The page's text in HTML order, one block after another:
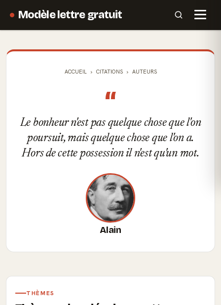
Modèle lettre gratuit
ACCUEIL CITATIONS AUTEURS
“
Le bonheur n'est pas quelque chose que l'on
poursuit, mais quelque chose que l'on a.
Hors de cette possession il n'est qu'un mot.
Alain
THÈMES